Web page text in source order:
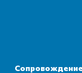
Сопровождение